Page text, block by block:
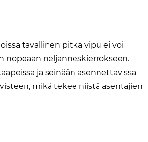
tavallinen pitkä vipu ei voi
nopeaan neljänneskierrokseen.
ja seinään asennettavissa
mikä tekee niistä asentajien